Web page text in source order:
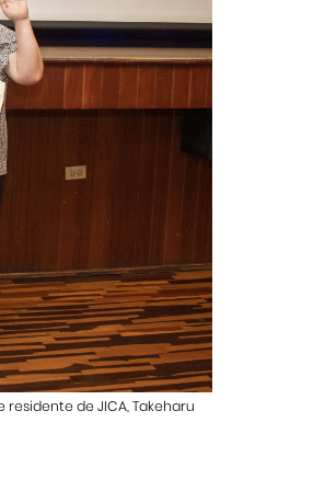
de JICA, Takeharu